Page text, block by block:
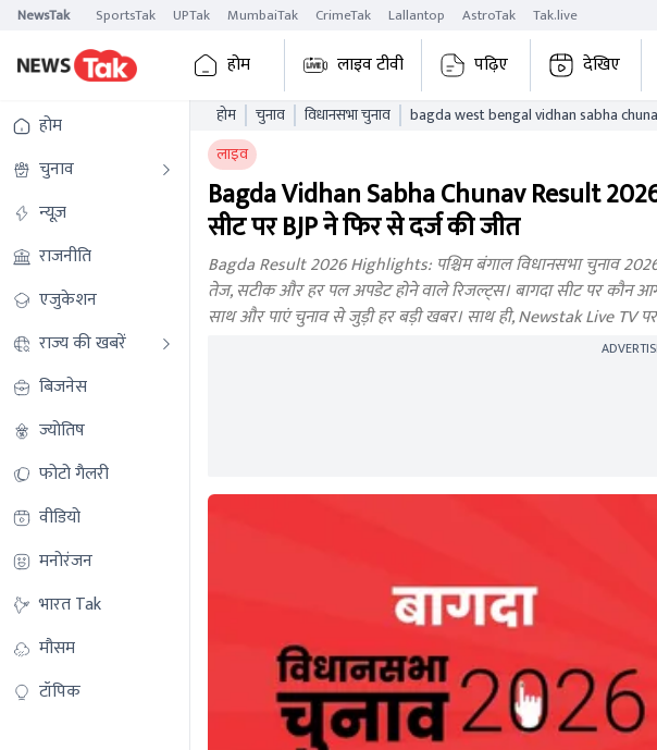
NewsTak SportsTak UPTak MumbaiTak CrimeTak Lallantop AstroTak Tak.live
होम लाइव टीवी पढ़िए देखिए
होम
चुनाव
न्यूज़
राजनीति
एजुकेशन
राज्य की खबरें
बिजनेस
ज्योतिष
फोटो गैलरी
वीडियो
मनोरंजन
भारत Tak
मौसम
टॉपिक
होम चुनाव विधानसभा चुनाव
लाइव
Bagda Vidhan Sabha Chunav Result
सीट पर BJP ने फिर से दर्ज की जीत
Bagda Result 2026 Highlights: पश्चिम बंगाल विधानसभा चुनाव
तेज, सटीक और हर पल अपडेट होने वाले रिजल्ट्स। बागदा सीट पर कौन
साथ और पाएं चुनाव से जुड़ी हर बड़ी खबर। साथ ही, Newstak Live TV